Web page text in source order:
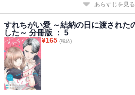
あらすじを見る
すれちがい愛 ～結納の日に渡された
した～ 分冊版 ： 5
¥165 (税込)